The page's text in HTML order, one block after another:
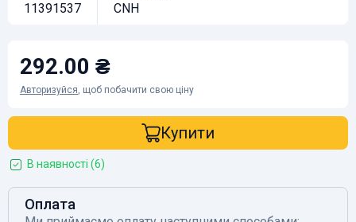
11391537 CNH
292.00 ₴
Авторизуйся, щоб побачити свою ціну
Купити
В наявності (6)
Оплата